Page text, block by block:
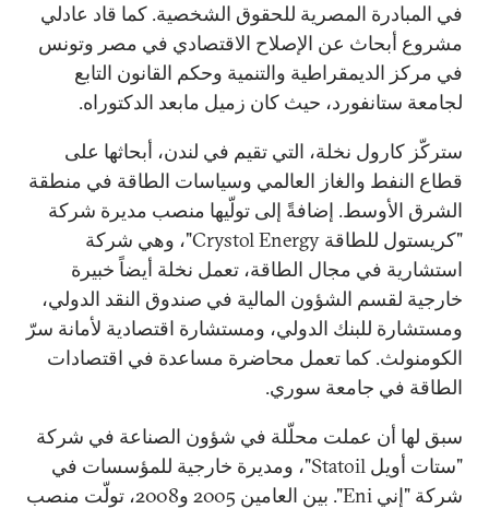
في المبادرة المصرية للحقوق الشخصية. كما قاد عادلي
مشروع أبحاث عن الإصلاح الاقتصادي في مصر وتونس
في مركز الديمقراطية والتنمية وحكم القانون التابع
لجامعة ستانفورد، حيث كان زميل مابعد الدكتوراه.
ستركّز كارول نخلة، التي تقيم في لندن، أبحاثها على
قطاع النفط والغاز العالمي وسياسات الطاقة في منطقة
الشرق الأوسط. إضافةً إلى تولّيها منصب مديرة شركة
"كريستول للطاقة Crystol Energy"، وهي شركة
استشارية في مجال الطاقة، تعمل نخلة أيضاً خبيرة
خارجية لقسم الشؤون المالية في صندوق النقد الدولي،
ومستشارة للبنك الدولي، ومستشارة اقتصادية لأمانة سرّ
الكومنولث. كما تعمل محاضرة مساعدة في اقتصادات
الطاقة في جامعة سوري.
سبق لها أن عملت محلّلة في شؤون الصناعة في شركة
"ستات أويل Statoil"، ومديرة خارجية للمؤسسات في
شركة "إني Eni". بين العامين 2005 و2008، تولّت منصب